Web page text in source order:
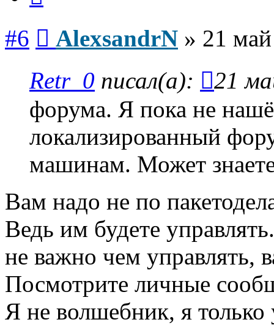
#6 AlexsandrN » 21
Retr_0 писал(а):
21
форума. Я пока не
локализированный
машинам. Может знаете
Вам надо не по
Ведь им будете
не важно чем управлять,
Посмотрите личные
Я не волшебник, я только